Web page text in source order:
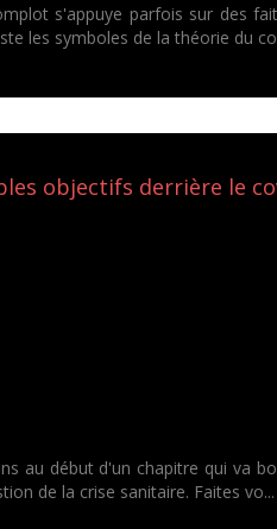
s'appuye parfois sur des
les symboles de la théorie du
objectifs derrière le
au début d'un chapitre qui va
de la crise sanitaire. Faites vo...